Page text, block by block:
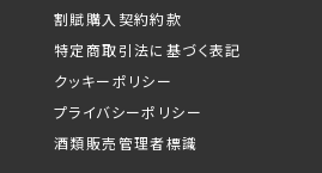
割賦購入契約約款
特定商取引法に基づく表記
クッキーポリシー
プライバシーポリシー
酒類販売管理者標識